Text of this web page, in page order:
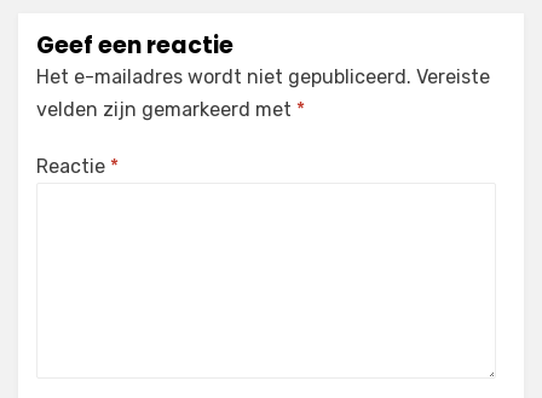
Geef een reactie
Het e-mailadres wordt niet gepubliceerd. Vereiste
velden zijn gemarkeerd met *
Reactie *